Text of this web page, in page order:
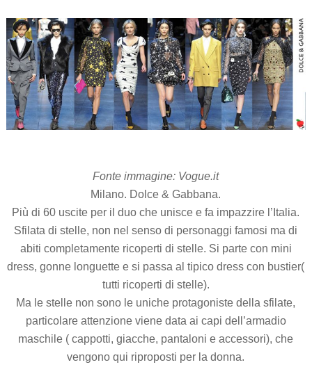
Fonte immagine: Vogue.it
Milano. Dolce & Gabbana.
Più di 60 uscite per il duo che unisce e fa impazzire l’Italia.
Sfilata di stelle, non nel senso di personaggi famosi ma di
abiti completamente ricoperti di stelle. Si parte con mini
dress, gonne longuette e si passa al tipico dress con bustier(
tutti ricoperti di stelle).
Ma le stelle non sono le uniche protagoniste della sfilate,
particolare attenzione viene data ai capi dell’armadio
maschile ( cappotti, giacche, pantaloni e accessori), che
vengono qui riproposti per la donna.